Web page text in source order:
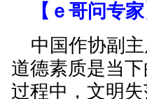
【ｅ哥问专家
中国作协副主
道德素质是当
过程中，文明